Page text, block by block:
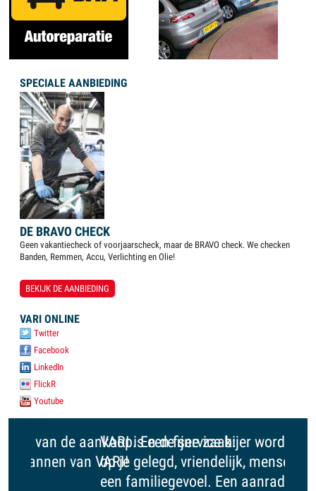
SPECIALE AANBIEDING
DE BRAVO CHECK
Geen vakantiecheck of voorjaarscheck, maar de BRAVO check. We checken
Banden, Remmen, Accu, Verlichting en Olie!
BEKIJK DE AANBIEDING
VARI ONLINE
Twitter
Facebook
LinkedIn
FlickR
Youtube
VARI is een fijne zaak: er wordt geen druk
op je gelegd, vriendelijk, menselijk, bijna
een familiegevoel. Een aanrader om voor